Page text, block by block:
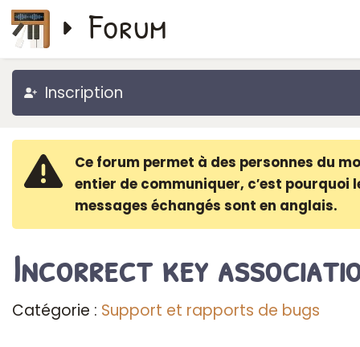
Forum
Inscription
Ce forum permet à des personnes du
entier de communiquer, c′est pourquoi
messages échangés sont en anglais.
Incorrect key
Catégorie : Support et rapports de bugs